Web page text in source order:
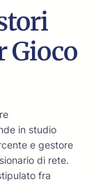
Gioco
in studio
e gestore
di rete.
fra